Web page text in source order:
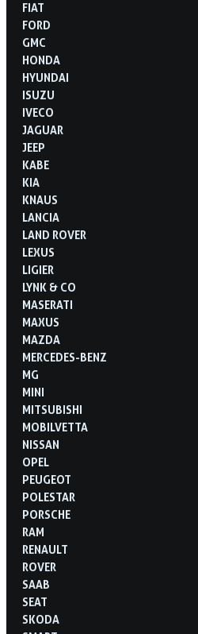
FIAT
FORD
GMC
HONDA
HYUNDAI
ISUZU
IVECO
JAGUAR
JEEP
KABE
KIA
KNAUS
LANCIA
LAND ROVER
LEXUS
LIGIER
LYNK & CO
MASERATI
MAXUS
MAZDA
MERCEDES-BENZ
MG
MINI
MITSUBISHI
MOBILVETTA
NISSAN
OPEL
PEUGEOT
POLESTAR
PORSCHE
RAM
RENAULT
ROVER
SAAB
SEAT
SKODA